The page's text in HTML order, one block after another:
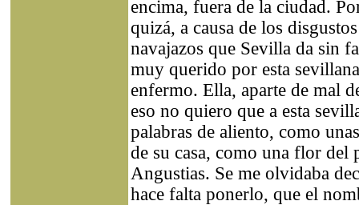
encima, fuera de la ciudad.
quizá, a causa de los
navajazos que Sevilla da sin
muy querido por esta
enfermo. Ella, aparte de mal
eso no quiero que a esta
palabras de aliento, como
de su casa, como una flor del
Angustias. Se me olvidaba
hace falta ponerlo, que el